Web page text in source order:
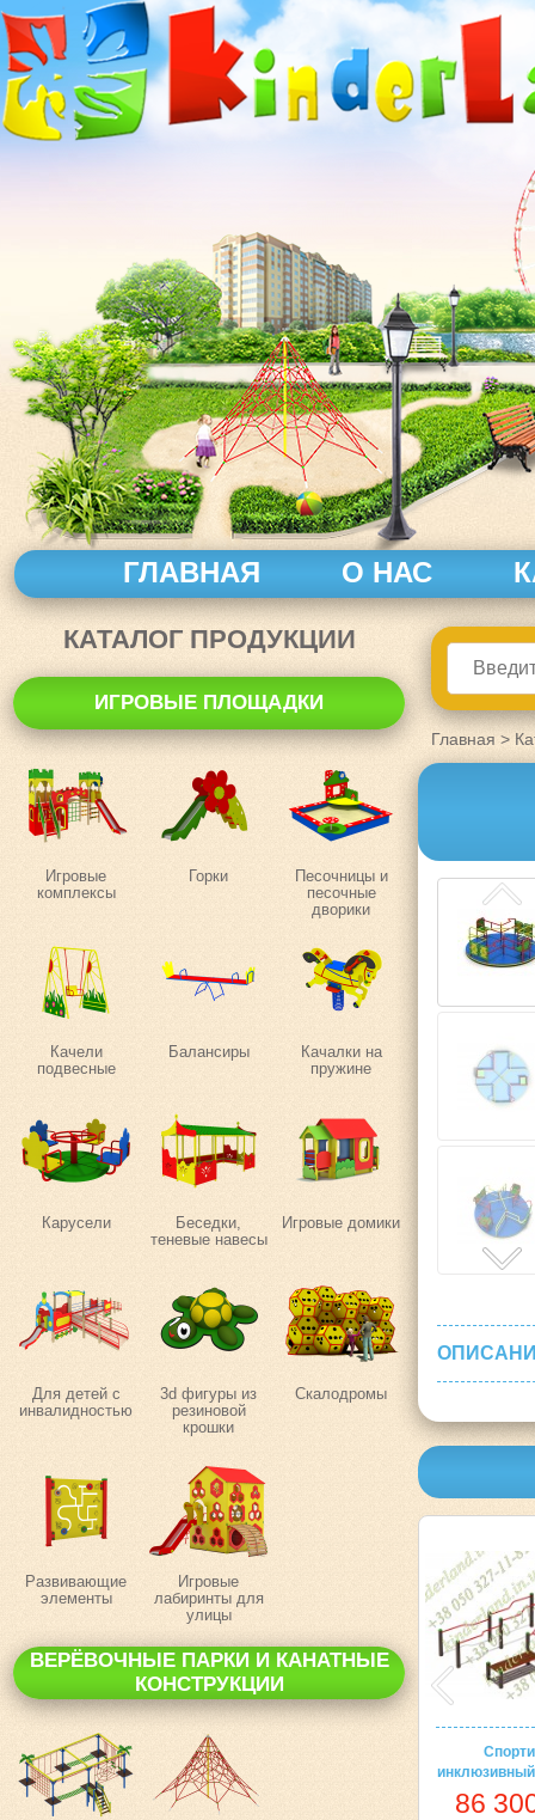
ГЛАВНАЯ О НАС
КАТАЛОГ ПРОДУКЦИИ
ИГРОВЫЕ ПЛОЩАДКИ
Игровые
комплексы
Горки
Песочницы и
песочные
дворики
Качели
подвесные
Балансиры
Качалки на
пружине
Карусели
Беседки,
теневые навесы
Игровые домики
Для детей с
инвалидностью
3d фигуры из
резиновой
крошки
Скалодромы
Развивающие
элементы
Игровые
лабиринты для
улицы
ВЕРЁВОЧНЫЕ ПАРКИ И КАНАТНЫЕ
КОНСТРУКЦИИ
Главная >
86